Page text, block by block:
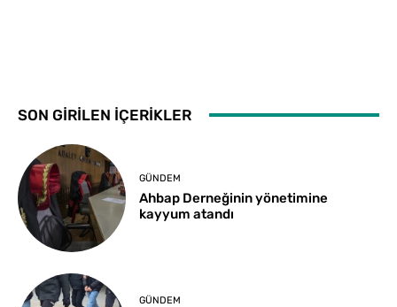
SON GİRİLEN İÇERİKLER
GÜNDEM
Ahbap Derneğinin yönetimine
kayyum atandı
GÜNDEM